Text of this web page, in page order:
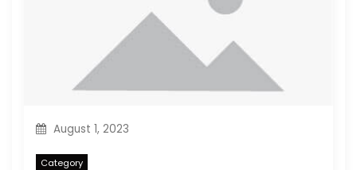
August 1, 2023
Category